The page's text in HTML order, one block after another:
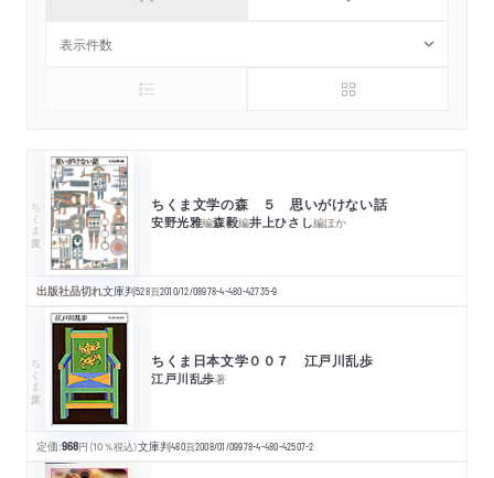
ちくま文庫 ちくま文学の森 ５ 思いがけない話
安野光雅編森毅編井上ひさし編ほか
出版社品切れ文庫判528頁2010/12/08978-4-480-42735-9
ちくま文庫 ちくま日本文学００７ 江戸川乱歩
江戸川乱歩著
定価:968円 （10％税込）文庫判480頁2008/01/09978-4-480-42507-2